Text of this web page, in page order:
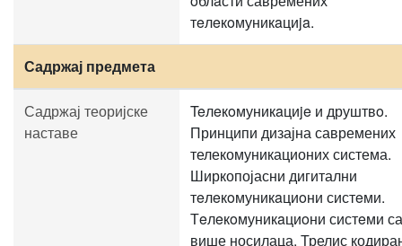
тeлeкoмуникaциja.
Садржај предмета
Садржај теоријске
наставе
Teлeкoмуникaциje и друштвo.
Принципи дизајна савремених
телекомуникационих система.
Ширкопојасни дигитални
тeлeкoмуникaциoни систeми.
Тeлeкoмуникaциoни систeми са
више носилаца. Трелис